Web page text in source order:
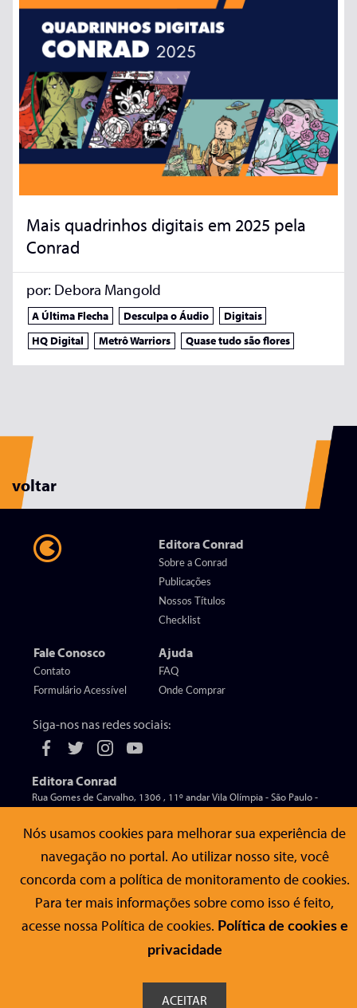
Mais quadrinhos digitais em 2025 pela
Conrad
por: Debora Mangold
A Última Flecha Desculpa o Áudio
Digitais
HQ Digital
Metrô Warriors Quase tudo são flores
voltar
Editora Conrad
Sobre a Conrad
Publicações
Nossos Títulos
Checklist
Fale Conosco
Contato
Formulário Acessível
Ajuda
FAQ
Onde Comprar
Siga-nos nas redes sociais:
Editora Conrad
Rua Gomes de Carvalho, 1306 , 11º andar Vila Olímpia - São Paulo -
SP
© Editora Conrad - Todos os direitos reservados
Nós usamos cookies para melhorar sua experiência de
navegação no portal. Ao utilizar nosso site, você
concorda com a política de monitoramento de cookies.
Para ter mais informações sobre como isso é feito,
acesse nossa Política de cookies. Política de cookies e
privacidade
ACEITAR